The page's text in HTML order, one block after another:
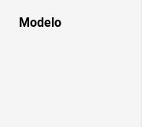
Modelo